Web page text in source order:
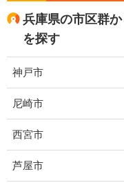
兵庫県の市区群
を探す
神戸市
尼崎市
西宮市
芦屋市